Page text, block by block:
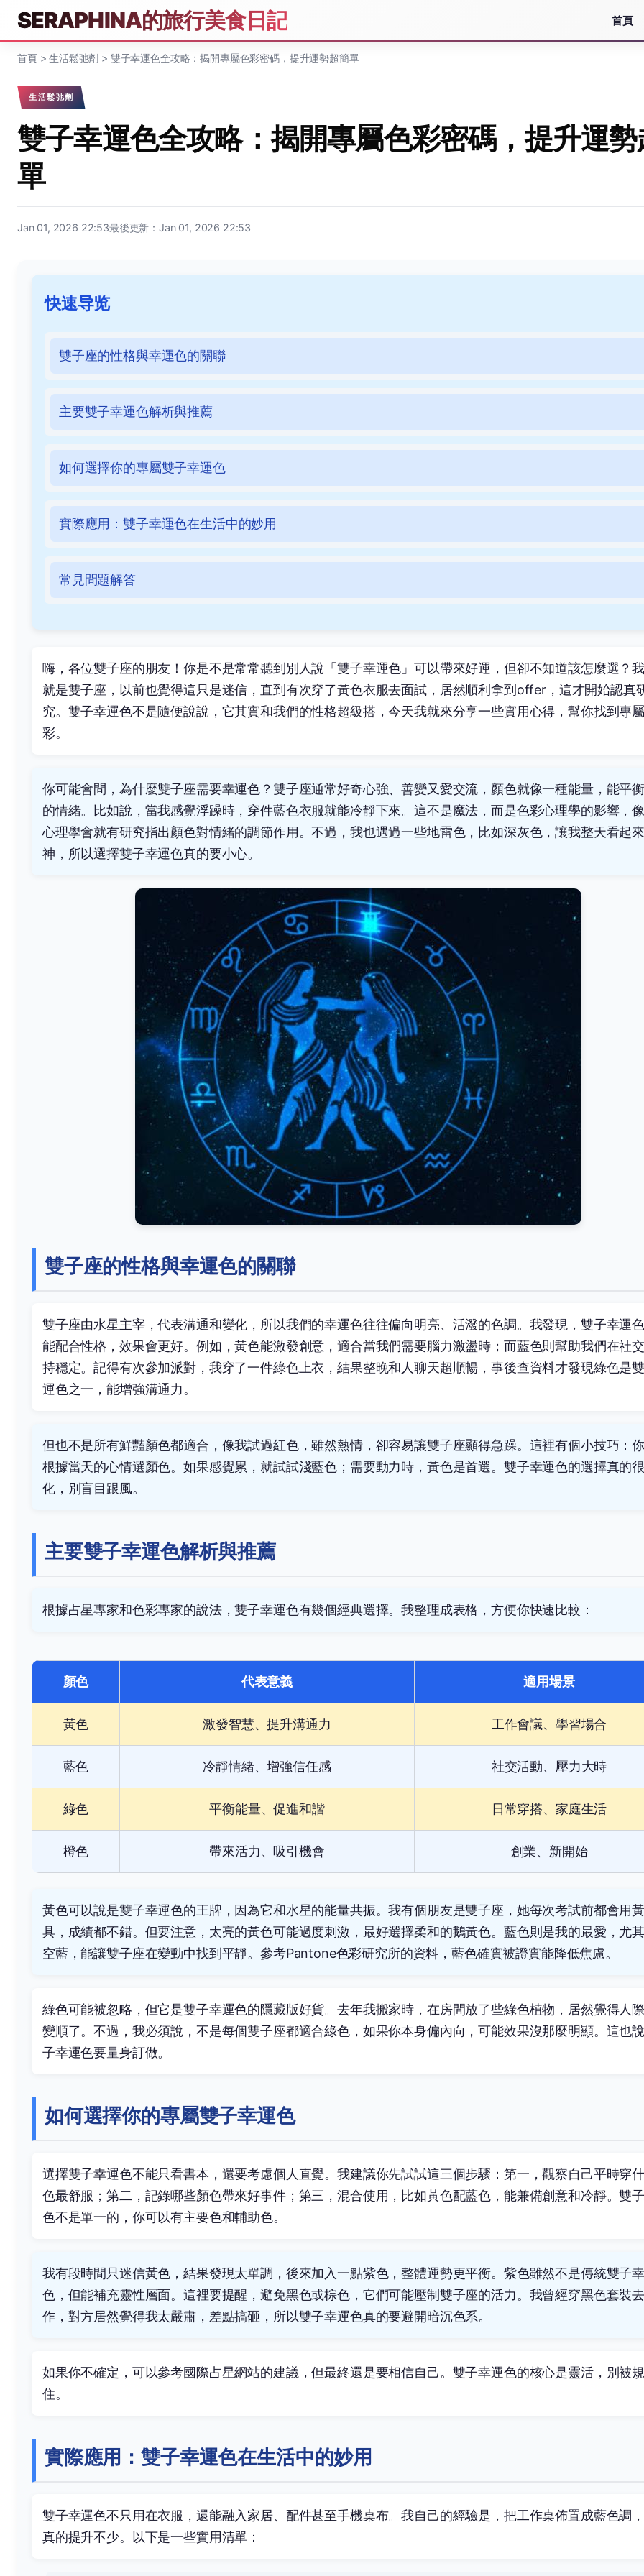
SERAPHINA的旅行美食日記 首頁
首頁>生活鬆弛劑 > 雙子幸運色全攻略：揭開專屬色彩密碼，提升運勢超簡單
生活鬆弛劑
雙子幸運色全攻略：揭開專屬色彩密碼，提升運
單
Jan 01, 2026 22:53最後更新：Jan 01, 2026 22:53
快速导览
雙子座的性格與幸運色的關聯
主要雙子幸運色解析與推薦
如何選擇你的專屬雙子幸運色
實際應用：雙子幸運色在生活中的妙用
常見問題解答
嗨，各位雙子座的朋友！你是不是常常聽到別人說「雙子幸運色」可以帶來好運，但卻不知道該怎麼選？
就是雙子座，以前也覺得這只是迷信，直到有次穿了黃色衣服去面試，居然順利拿到offer，這才開始認真
究。雙子幸運色不是隨便說說，它其實和我們的性格超級搭，今天我就來分享一些實用心得，幫你找到專
彩。
你可能會問，為什麼雙子座需要幸運色？雙子座通常好奇心強、善變又愛交流，顏色就像一種能量，能平
的情緒。比如說，當我感覺浮躁時，穿件藍色衣服就能冷靜下來。這不是魔法，而是色彩心理學的影響，像
心理學會就有研究指出顏色對情緒的調節作用。不過，我也遇過一些地雷色，比如深灰色，讓我整天看起
神，所以選擇雙子幸運色真的要小心。
雙子座的性格與幸運色的關聯
雙子座由水星主宰，代表溝通和變化，所以我們的幸運色往往偏向明亮、活潑的色調。我發現，雙子幸運
能配合性格，效果會更好。例如，黃色能激發創意，適合當我們需要腦力激盪時；而藍色則幫助我們在社
持穩定。記得有次參加派對，我穿了一件綠色上衣，結果整晚和人聊天超順暢，事後查資料才發現綠色是
運色之一，能增強溝通力。
但也不是所有鮮豔顏色都適合，像我試過紅色，雖然熱情，卻容易讓雙子座顯得急躁。這裡有個小技巧：
根據當天的心情選顏色。如果感覺累，就試試淺藍色；需要動力時，黃色是首選。雙子幸運色的選擇真的
化，別盲目跟風。
主要雙子幸運色解析與推薦
根據占星專家和色彩專家的說法，雙子幸運色有幾個經典選擇。我整理成表格，方便你快速比較：
顏色 代表意義 適用場景
黃色 激發智慧、提升溝通力 工作會議、學習場合
藍色 冷靜情緒、增強信任感 社交活動、壓力大時
綠色 平衡能量、促進和諧 日常穿搭、家庭生活
橙色 帶來活力、吸引機會 創業、新開始
黃色可以說是雙子幸運色的王牌，因為它和水星的能量共振。我有個朋友是雙子座，她每次考試前都會用
具，成績都不錯。但要注意，太亮的黃色可能過度刺激，最好選擇柔和的鵝黃色。藍色則是我的最愛，尤
空藍，能讓雙子座在變動中找到平靜。參考Pantone色彩研究所的資料，藍色確實被證實能降低焦慮。
綠色可能被忽略，但它是雙子幸運色的隱藏版好貨。去年我搬家時，在房間放了些綠色植物，居然覺得人
變順了。不過，我必須說，不是每個雙子座都適合綠色，如果你本身偏內向，可能效果沒那麼明顯。這也
子幸運色要量身訂做。
如何選擇你的專屬雙子幸運色
選擇雙子幸運色不能只看書本，還要考慮個人直覺。我建議你先試試這三個步驟：第一，觀察自己平時穿
色最舒服；第二，記錄哪些顏色帶來好事件；第三，混合使用，比如黃色配藍色，能兼備創意和冷靜。雙
色不是單一的，你可以有主要色和輔助色。
我有段時間只迷信黃色，結果發現太單調，後來加入一點紫色，整體運勢更平衡。紫色雖然不是傳統雙子
色，但能補充靈性層面。這裡要提醒，避免黑色或棕色，它們可能壓制雙子座的活力。我曾經穿黑色套裝
作，對方居然覺得我太嚴肅，差點搞砸，所以雙子幸運色真的要避開暗沉色系。
如果你不確定，可以參考國際占星網站的建議，但最終還是要相信自己。雙子幸運色的核心是靈活，別被
住。
實際應用：雙子幸運色在生活中的妙用
雙子幸運色不只用在衣服，還能融入家居、配件甚至手機桌布。我自己的經驗是，把工作桌佈置成藍色調
真的提升不少。以下是一些實用清單：